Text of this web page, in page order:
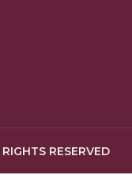
RESERVED